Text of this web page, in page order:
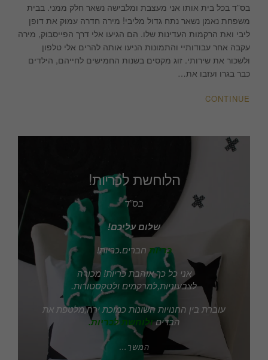
בראש
העין
בס”ד בכל בית אותו אני מעצבת ומלבישה נשאר חלק ממני. בבית
משפחת נאמן נשאר נתח גדול מליבי! מירה חדרה עמוק את דופן
ליבי ואת הרקמות העדינות שלו. הם הגיעו אלי דרך הפייסבוק, מירה
עקבה אחר עבודותיי והתמונות הניעו אותה להרים אלי טלפון
ולשכור את שירותי. זוג מקסים בשנות החמישים לחייהם, הילדים
כבר בגרו ועזבו את…
CONTINUE
הלוחשת לכריות!
בס”ד
שלום עליכם!
כריות חברים.כריות!
אני כל כך אוהבת כריות! מכורה
לצבעוניות,למרקמים ולטקסטורות.
עוברת בין החנויות השונות כמוכת ירח,מלטפת את
הבדיםולוחשת לכריות.
המשך…